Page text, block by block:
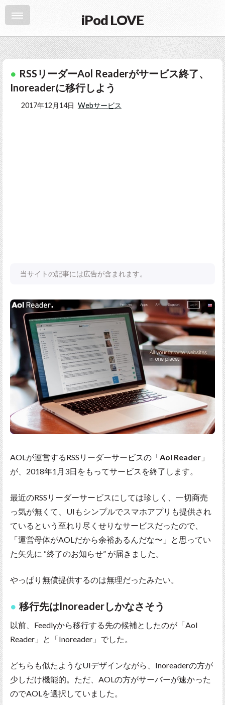
iPod LOVE
RSSリーダーAol Readerがサービス終了、
Inoreaderに移行しよう
2017年12月14日 Webサービス
当サイトの記事には広告が含まれます。
AOLが運営するRSSリーダーサービスの「Aol Reader 」
が、2018年1月3日をもってサービスを終了します。
最近のRSSリーダーサービスにしては珍しく、一切商売
っ気が無くて、UIもシンプルでスマホアプリも提供され
ているという至れり尽くせりなサービスだったので、
「運営母体がAOLだから余裕あるんだな〜」と思ってい
た矢先に “終了のお知らせ” が届きました。
やっぱり無償提供するのは無理だったみたい。
移行先はInoreaderしかなさそう
以前、Feedlyから移行する先の候補としたのが「Aol
Reader」と「Inoreader」でした。
どちらも似たようなUIデザインながら、Inoreaderの方が
少しだけ機能的。ただ、AOLの方がサーバーが速かった
のでAOLを選択していました。